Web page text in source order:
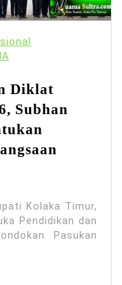
Diklat
Subhan
Kolaka Timur,
Pendidikan dan
Pasukan